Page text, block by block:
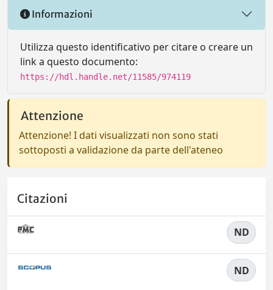
Informazioni
Utilizza questo identificativo per citare o creare un
link a questo documento:
https://hdl.handle.net/11585/974119
Attenzione
Attenzione! I dati visualizzati non sono stati
sottoposti a validazione da parte dell'ateneo
Citazioni
ND
ND